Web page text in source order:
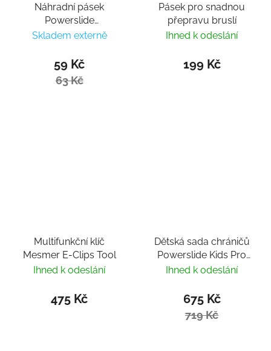
Náhradní pásek
Powerslide
Spider/Time Buckle
Skladem externě
59 Kč
63 Kč
Pásek pro snadnou
přepravu bruslí
Ihned k odeslání
199 Kč
Multifunkční klíč
Mesmer E-Clips Tool
Ihned k odeslání
475 Kč
Dětská sada chráničů
Powerslide Kids Pro
Boys
Ihned k odeslání
675 Kč
719 Kč